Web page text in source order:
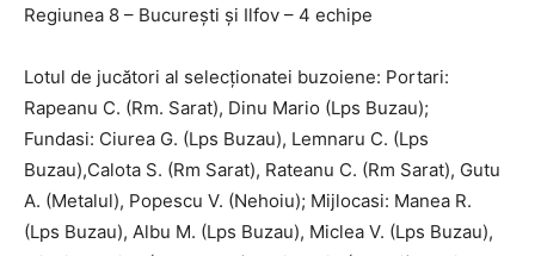
Regiunea 8 – București și Ilfov – 4 echipe
Lotul de jucători al selecţionatei buzoiene: Portari:
Rapeanu C. (Rm. Sarat), Dinu Mario (Lps Buzau);
Fundasi: Ciurea G. (Lps Buzau), Lemnaru C. (Lps
Buzau),Calota S. (Rm Sarat), Rateanu C. (Rm Sarat), Gutu
A. (Metalul), Popescu V. (Nehoiu); Mijlocasi: Manea R.
(Lps Buzau), Albu M. (Lps Buzau), Miclea V. (Lps Buzau),